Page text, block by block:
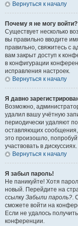
Вернуться к началу
Почему я не могу войти?
Существует несколько
вы правильно вводите
правильно, свяжитесь с
вам закрыт доступ к
в конфигурации
исправления настроек.
Вернуться к началу
Я давно
Возможно,
удалил вашу учётную
периодически удаляют
оставляющих
это произошло,
участвовать в дискуссиях.
Вернуться к началу
Я забыл пароль!
Не паникуйте! Хотя
новый. Перейдите на
ссылку Забыли пароль?.
сможете войти на
Если не удалось
конференции.